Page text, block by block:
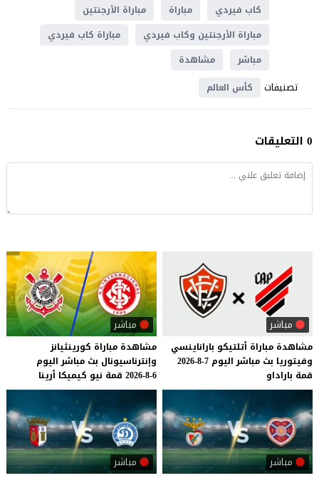
كاب فيردي
مباراة
مباراة الأرجنتين
مباراة الأرجنتين وكاب فيردي
مباراة كاب فيردي
مباشر
مشاهدة
تصنيفات كأس العالم
0 التعليقات
مباشر
مشاهدة مباراة أتلتيكو باراناينسي
وفيتوريا بث مباشر اليوم 7-8-2026
قمة باراداو
مباشر
مشاهدة مباراة كورينثيانز
وإنترناسيونال بث مباشر اليوم
6-8-2026
قمة نيو كيميكا أرينا
مباشر مباشر